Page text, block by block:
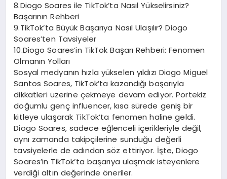
8.Diogo Soares ile TikTok’ta Nasıl Yükselirsiniz?
Başarının Rehberi
9.TikTok’ta Büyük Başarıya Nasıl Ulaşılır? Diogo
Soares’ten Tavsiyeler
10.Diogo Soares’in TikTok Başarı Rehberi: Fenomen
Olmanın Yolları
Sosyal medyanın hızla yükselen yıldızı Diogo Miguel
Santos Soares, TikTok’ta kazandığı başarıyla
dikkatleri üzerine çekmeye devam ediyor. Portekiz
doğumlu genç influencer, kısa sürede geniş bir
kitleye ulaşarak TikTok’ta fenomen haline geldi.
Diogo Soares, sadece eğlenceli içerikleriyle değil,
aynı zamanda takipçilerine sunduğu değerli
tavsiyelerle de adından söz ettiriyor. İşte, Diogo
Soares’in TikTok’ta başarıya ulaşmak isteyenlere
verdiği altın değerinde öneriler.